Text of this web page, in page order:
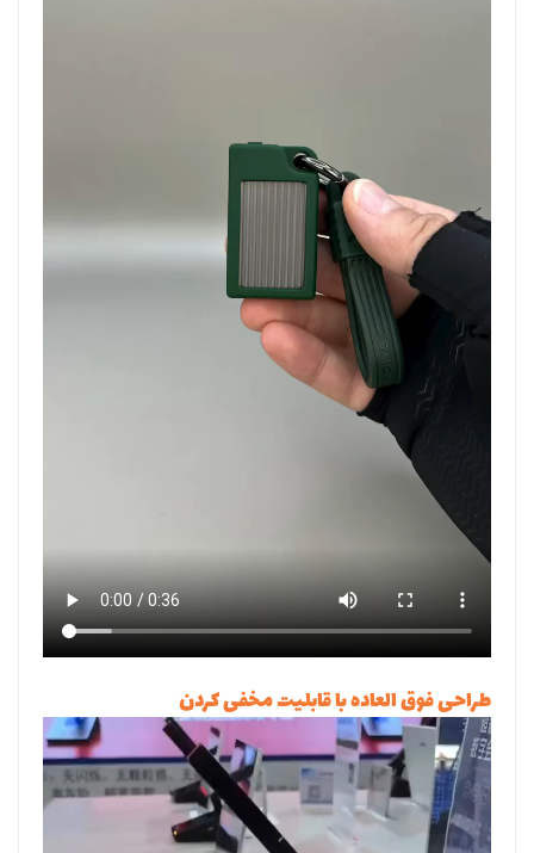
طراحی فوق العاده با قابلیت مخفی کردن